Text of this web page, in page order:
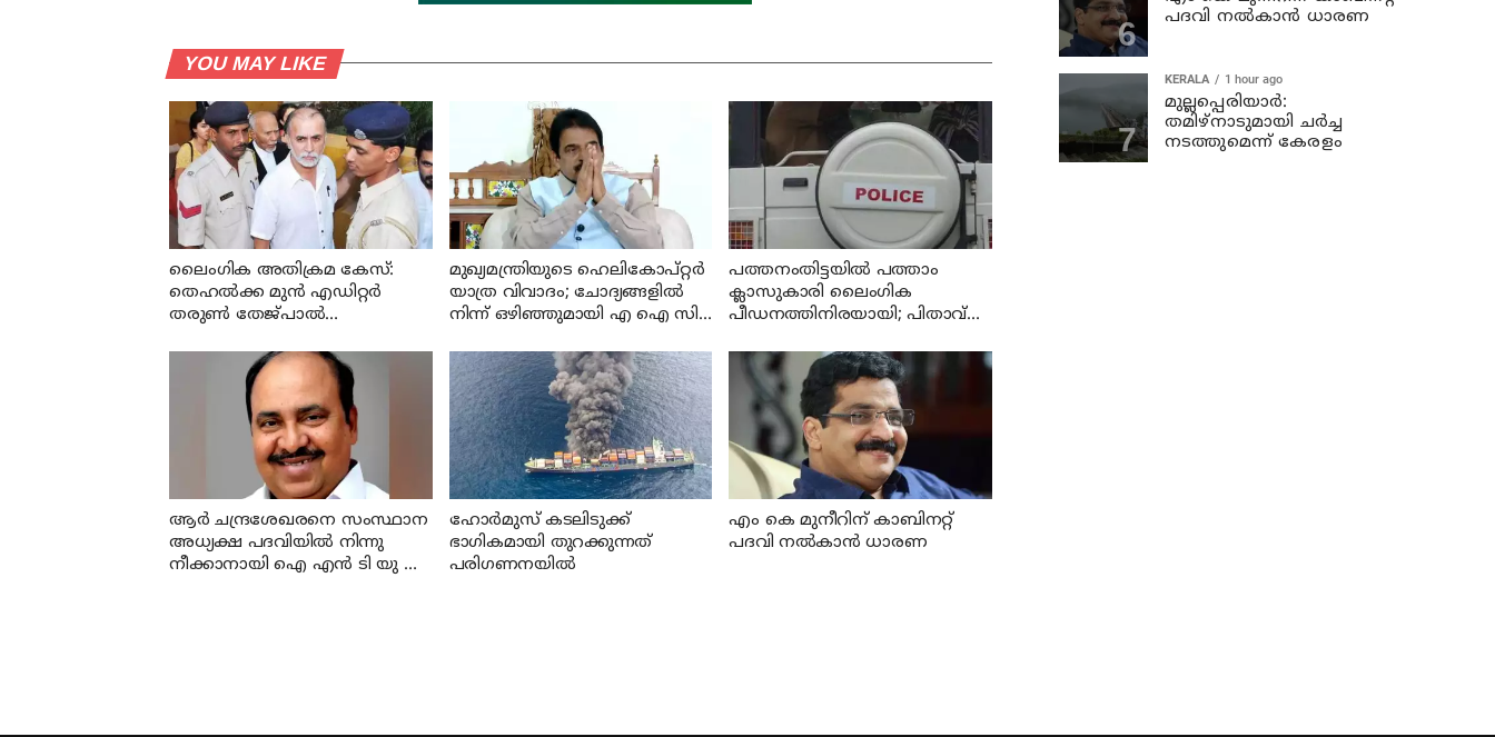
YOU MAY LIKE
ലൈംഗിക അതിക്രമ കേസ്:
തെഹൽക്ക മുൻ എഡിറ്റർ
തരുൺ തേജ്പാൽ
ഹൈക്കോടതി
മുഖ്യമന്ത്രിയുടെ ഹെലികോപ്റ്റർ
യാത്ര വിവാദം; ചോദ്യങ്ങളിൽ
നിന്ന് ഒഴിഞ്ഞുമായി എ ഐ സി
വേണുഗോപാൽ
പത്തനംതിട്ടയില്‍ പത്താം
ക്ലാസുകാരി ലൈംഗിക
പീഡനത്തിനിരയായി; പിതാവ്
ആര്‍ ചന്ദ്രശേഖരനെ സംസ്ഥാന
അധ്യക്ഷ പദവിയില്‍ നിന്നു
നീക്കാനായി ഐ എന്‍ ടി യു സി
ഹോര്‍മുസ് കടലിടുക്ക്
ഭാഗികമായി തുറക്കുന്നത്
പരിഗണനയില്‍
എം കെ മുനീറിന് കാബിനറ്റ്
പദവി നല്‍കാന്‍ ധാരണ
പദവി നല്‍കാന്‍ ധാരണ
KERALA 1 hour ago
മുല്ലപ്പെരിയാര്‍:
തമിഴ്‌നാടുമായി ചര്‍ച്ച
നടത്തുമെന്ന് കേരളം